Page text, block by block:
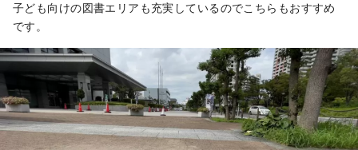
子ども向けの図書エリアも充実しているのでこちらもおすすめ
です。